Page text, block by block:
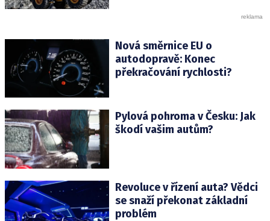
Nová směrnice EU o
autodopravě: Konec
překračování rychlosti?
Pylová pohroma v Česku: Jak
škodí vašim autům?
Revoluce v řízení auta? Vědci
se snaží překonat základní
problém